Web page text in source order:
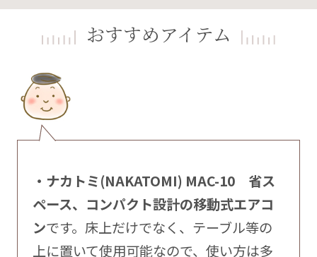
おすすめアイテム
・ナカトミ(NAKATOMI) MAC-10 省ス
ペース、コンパクト設計の移動式エアコ
ンです。床上だけでなく、テーブル等の
上に置いて使用可能なので、使い方は多